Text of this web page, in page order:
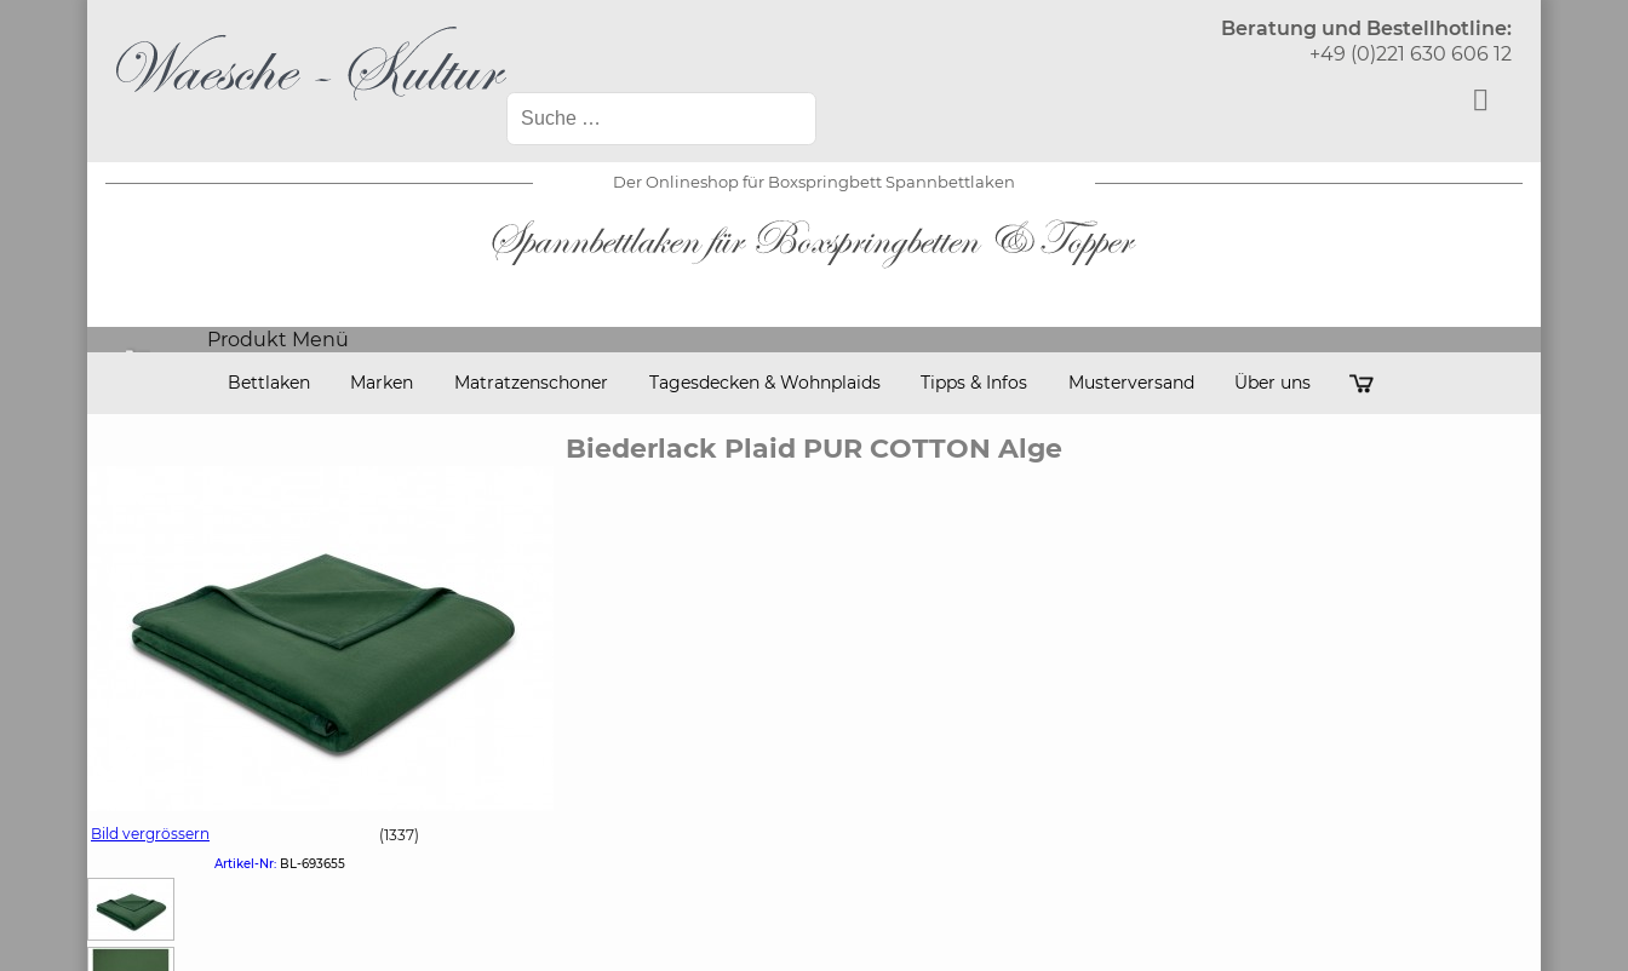
Beratung und Bestellhotline:
+49 (0)221 630 606 12
Der Onlineshop für Boxspringbett Spannbettlaken
Produkt Menü
Bettlaken Marken Matratzenschoner Tagesdecken & Wohnplaids Tipps & Infos Musterversand Über uns
Biederlack Plaid PUR COTTON Alge
Bild vergrössern (1337)
Artikel-Nr: BL-693655